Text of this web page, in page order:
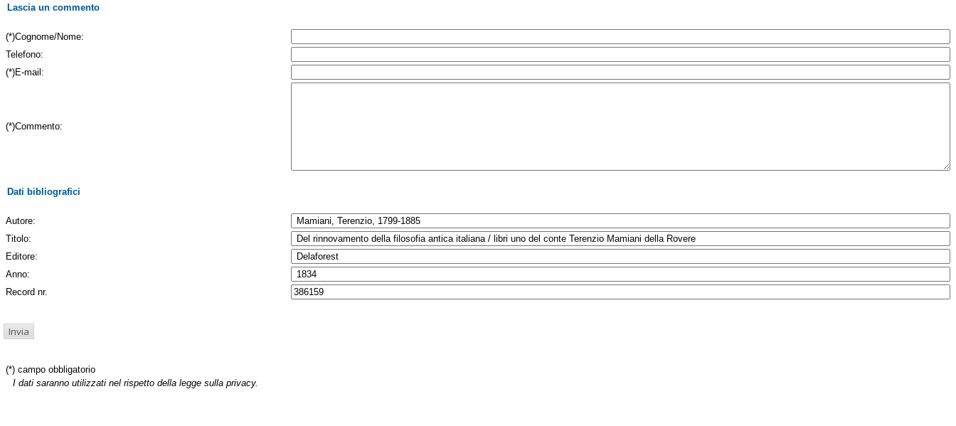
Lascia un commento
(*)Cognome/Nome:
Telefono:
(*)E-mail:
(*)Commento:
Dati bibliografici
Autore:
Titolo:
Editore:
Anno:
Record nr.
(*) campo obbligatorio
I dati saranno utilizzati nel rispetto della legge sulla privacy.